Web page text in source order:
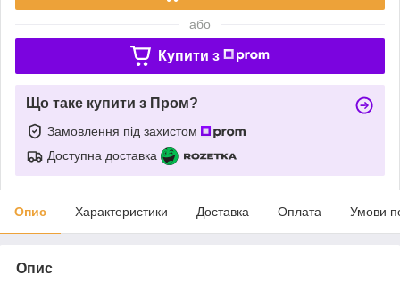
або
Купити з
Що таке купити з Пром?
Замовлення під захистом
Доступна доставка
Опис Характеристики Доставка Оплата Умови
Опис